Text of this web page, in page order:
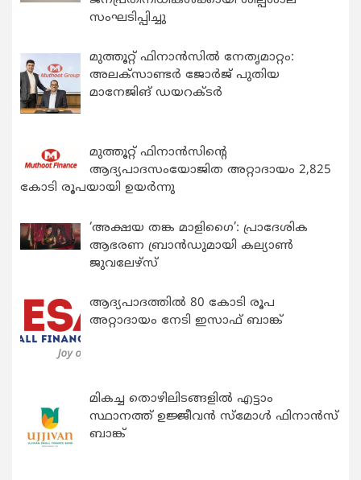
സംഘടിപ്പിച്ചു
മുത്തൂറ്റ് ഫിനാൻസിൽ നേതൃമാറ്റം:
അലക്സാണ്ടർ ജോർജ് പുതിയ
മാനേജിങ് ഡയറക്ടർ
മുത്തൂറ്റ് ഫിനാൻസിന്റെ
ആദ്യപാദസംയോജിത അറ്റാദായം 2,825
കോടി രൂപയായി ഉയർന്നു
‘അക്ഷയ തങ്ക മാളിഗൈ’: പ്രാദേശിക
ആഭരണ ബ്രാന്‍ഡുമായി കല്യാണ്‍
ജുവലേഴ്‌സ്
ആദ്യപാദത്തിൽ 80 കോടി രൂപ
അറ്റാദായം നേടി ഇസാഫ് ബാങ്ക്
മികച്ച തൊഴിലിടങ്ങളിൽ എട്ടാം
സ്ഥാനത്ത് ഉജ്ജീവൻ സ്മോൾ ഫിനാൻസ്
ബാങ്ക്